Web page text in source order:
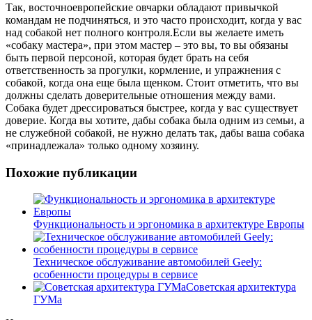
Так, восточноевропейские овчарки обладают привычкой
командам не подчиняться, и это часто происходит, когда у вас
над собакой нет полного контроля.Если вы желаете иметь
«собаку мастера», при этом мастер – это вы, то вы обязаны
быть первой персоной, которая будет брать на себя
ответственность за прогулки, кормление, и упражнения с
собакой, когда она еще была щенком. Стоит отметить, что вы
должны сделать доверительные отношения между вами.
Собака будет дрессироваться быстрее, когда у вас существует
доверие. Когда вы хотите, дабы собака была одним из семьи, а
не служебной собакой, не нужно делать так, дабы ваша собака
«принадлежала» только одному хозяину.
Похожие публикации
Функциональность и эргономика в архитектуре Европы
Техническое обслуживание автомобилей Geely:
особенности процедуры в сервисе
Советская архитектура
ГУМа